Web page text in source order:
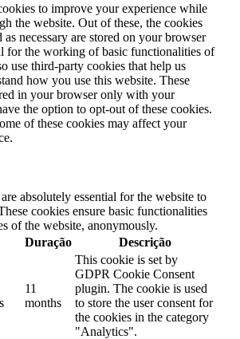
to improve your experience while
the website. Out of these, the cookies
as necessary are stored on your browser
for the working of basic functionalities of
use third-party cookies that help us
how you use this website. These
in your browser only with your
the option to opt-out of these cookies.
of these cookies may affect your
absolutely essential for the website to
cookies ensure basic functionalities
of the website, anonymously.
Duração Descrição
11
months
This cookie is set by
GDPR Cookie Consent
plugin. The cookie is used
to store the user consent for
the cookies in the category
"Analytics".